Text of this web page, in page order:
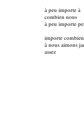
à peu importe à
combien nous
à peu importe
importe combien
à nous aimons
assez